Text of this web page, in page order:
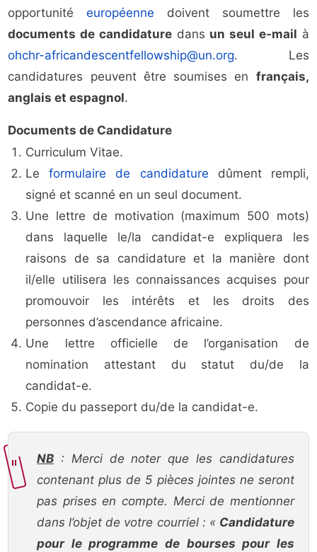
opportunitéeuropéenne doivent soumettre les
documents de candidaturedans un seul e-mail à
ohchr-africandescentfellowship@un.org. Les
candidatures peuvent être soumises en français,
anglais et espagnol.
Documents de Candidature
Curriculum Vitae.
Leformulaire de candidature dûment rempli,
signé et scanné en un seul document.
Une lettre de motivation (maximum 500 mots)
dans laquelle le/la candidat-e expliquera les
raisons de sa candidature et la manière dont
il/elle utilisera les connaissances acquises pour
promouvoir les intérêts et les droits des
personnes d’ascendance africaine.
Une lettre officielle de l’organisation de
nomination attestant du statut du/de la
candidat-e.
Copie du passeport du/de la candidat-e.
NB : Merci de noter que les candidatures
contenant plus de 5 pièces jointes ne seront
pas prises en compte. Merci de mentionner
dans l’objet de votre courriel : « Candidature
pour le programme de bourses pour les